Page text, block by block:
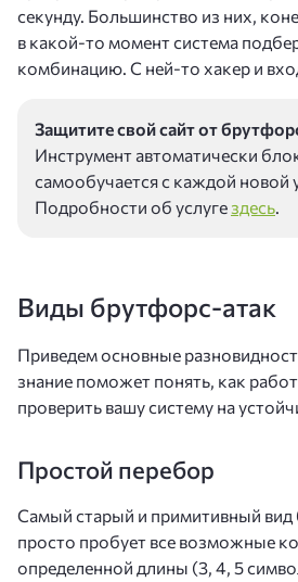
секунду. Большинство из них,
в какой-то момент система
комбинацию. С ней-то хакер и
Защитите свой сайт от
Инструмент автоматически
самообучается с каждой новой
Подробности об услуге здесь.
Виды брутфорс-атак
Приведем основные
знание поможет понять, как
проверить вашу систему на
Простой перебор
Самый старый и примитивный вид
просто пробует все возможные
определенной длины (3, 4, 5